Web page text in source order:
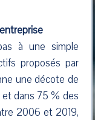
à une simple
proposés par
une décote de
et dans 75 % des
2006 et 2019,